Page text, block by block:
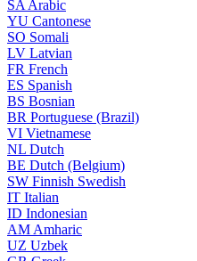
SA Arabic
YU Cantonese
SO Somali
LV Latvian
FR French
ES Spanish
BS Bosnian
BR Portuguese (Brazil)
VI Vietnamese
NL Dutch
BE Dutch (Belgium)
SW Finnish Swedish
IT Italian
ID Indonesian
AM Amharic
UZ Uzbek